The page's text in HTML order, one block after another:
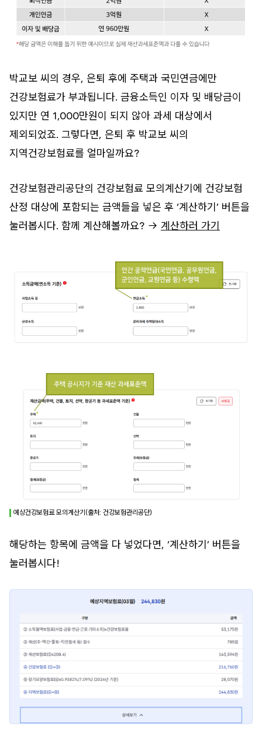
박교보 씨의 경우, 은퇴 후에 주택과 국민연금에만
건강보험료가 부과됩니다. 금융소득인 이자 및 배당금이
있지만 연 1,000만원이 되지 않아 과세 대상에서
제외되었죠. 그렇다면, 은퇴 후 박교보 씨의
지역건강보험료를 얼마일까요?
건강보험관리공단의 건강보험료 모의계산기에 건강보험
산정 대상에 포함되는 금액들을 넣은 후 ‘계산하기’ 버튼을
눌러봅시다. 함께 계산해볼까요? → 계산하러 가기
예상건강보험료 모의계산기(출처: 건강보험관리공단)
해당하는 항목에 금액을 다 넣었다면, ‘계산하기’ 버튼을
눌러봅시다!